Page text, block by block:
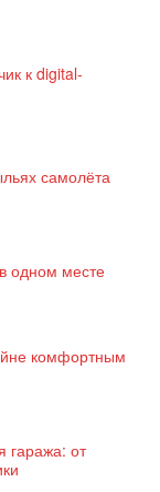
к digital-
самолёта
одном месте
комфортным
гаража: от